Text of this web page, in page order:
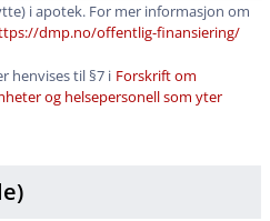
i apotek. For mer informasjon om
​/dmp.no​/​offentlig-finansiering​/​
henvises til §7 i Forskrift om
og helsepersonell som yter